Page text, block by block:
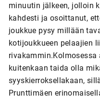
minuutin jälkeen, jolloin
kahdesti ja osoittanut,
joukkue pysy millään
kotijoukkueen pelaajien
rivakammin.Kolmosessa
kuitenkaan taida olla
syyskierroksellakaan,
Prunttimäen